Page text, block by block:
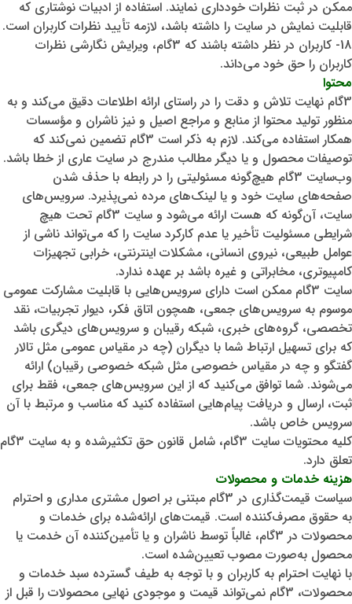
ممکن در ثبت نظرات خودداری نمایند. استفاده از ادبیات نوشتاری که
قابلیت نمایش در سایت را داشته باشد، لازمه تأیید نظرات کاربران است.
18
-
کاربران در نظر داشته باشند که 3گام، ویرایش نگارشی نظرات
کاربران را حق خود می‌داند.
محتوا
3گام نهایت تلاش و دقت را در راستای ارائه اطلاعات دقیق می‌کند و به‌
منظور تولید محتوا از منابع و مراجع اصیل و نیز ناشران و مؤسسات
همکار استفاده می‌کند. لازم به ذکر است 3گام تضمین نمی‌کند که
توصیفات محصول و یا دیگر مطالب مندرج در سایت عاری از خطا باشد.
وب‌سایت 3گام هیچ‌گونه مسئولیتی را در رابطه با حذف شدن
صفحه‌های سایت خود و یا لینک‌های مرده نمی‌پذیرد. سرویس‌های
سایت، آن‌گونه که هست ارائه می‌شود و سایت 3گام تحت هیچ
شرایطی مسئولیت تأخیر یا عدم کارکرد سایت را که می‌تواند ناشی از
عوامل طبیعی، نیروی انسانی، مشکلات اینترنتی، خرابی تجهیزات
کامپیوتری، مخابراتی و غیره باشد بر عهده ندارد.
سایت 3گام ممکن است دارای سرویس‌هایی با قابلیت مشارکت عمومی
موسوم به سرویس‌های جمعی، همچون اتاق فکر، دیوار تجربیات، نقد
تخصصی، گروه‌های خبری، شبکه رقیبان و سرویس‌های دیگری باشد
که برای تسهیل ارتباط شما با دیگران (چه در مقیاس عمومی مثل تالار
گفتگو و چه در مقیاس خصوصی مثل شبکه خصوصی رقیبان) ارائه
می‌شوند. شما توافق می‌کنید که از این سرویس‌های جمعی، فقط برای
ثبت، ارسال و دریافت پیام‌هایی استفاده کنید که مناسب و مرتبط با آن
سرویس خاص باشد.
کلیه محتویات سایت 3گام، شامل قانون حق تکثیرشده و به سایت 3گام
تعلق دارد.
هزینه خدمات و محصولات
سیاست قیمت‌گذاری در 3گام مبتنی بر اصول مشتری مداری و احترام
به حقوق مصرف‌کننده است. قیمت‌های ارائه‌شده برای خدمات و
محصولات در 3گام، غالباً توسط ناشران و یا تأمین‌کننده آن خدمت یا
محصول به‌صورت مصوب تعیین‌شده است.
با نهایت احترام به کاربران و با توجه به طیف گسترده سبد خدمات و
محصولات، 3گام نمی‌تواند قیمت و موجودی نهایی محصولات را قبل از